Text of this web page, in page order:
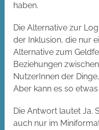
haben.
Die Alternative zur
der Inklusion, die nur
Alternative zum
Beziehungen
NutzerInnen der
Aber kann es so
Die Antwort lautet Ja.
auch nur im